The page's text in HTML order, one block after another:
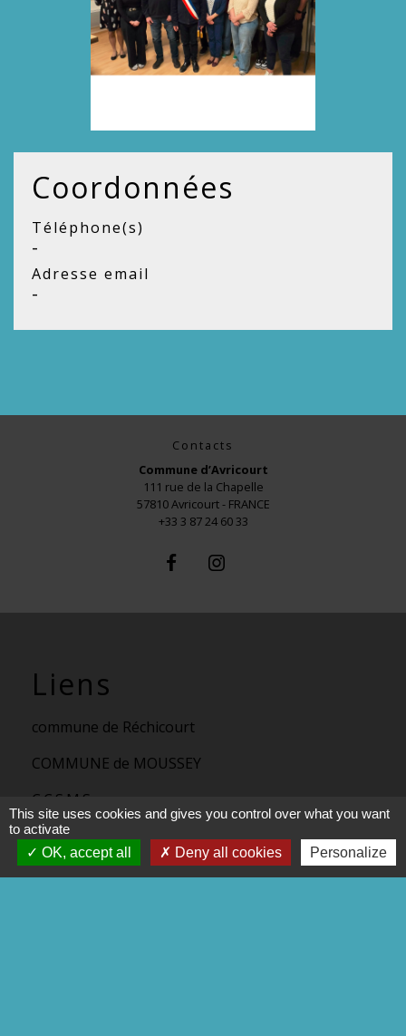
Coordonnées
Téléphone(s)
-
Adresse email
-
Contacts
Commune d’Avricourt
111 rue de la Chapelle
57810 Avricourt - FRANCE
+33 3 87 24 60 33
Liens
commune de Réchicourt
COMMUNE de MOUSSEY
C.C.S.M.S
P.N.R.L
Trott' Balade
This site uses cookies and gives you control over what you want
to activate
OK, accept all
Deny all cookies Personalize